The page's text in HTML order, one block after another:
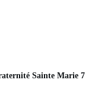
Sainte Marie 7